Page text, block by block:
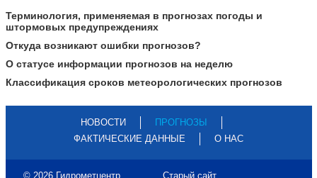
Терминология, применяемая в прогнозах погоды и
штормовых предупреждениях
Откуда возникают ошибки прогнозов?
О статусе информации прогнозов на неделю
Классификация сроков метеорологических прогнозов
НОВОСТИ
ПРОГНОЗЫ
ФАКТИЧЕСКИЕ ДАННЫЕ
О НАС
© 2026 Гидрометцентр Старый сайт